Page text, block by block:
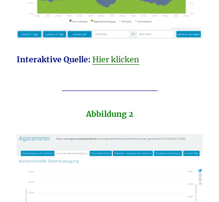
Interaktive Quelle: Hier klicken
Abbildung 2